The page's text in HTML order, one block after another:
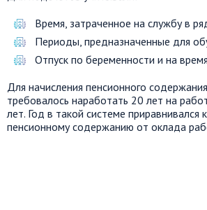
Время, затраченное на службу в
Периоды, предназначенные для
Отпуск по беременности и на
Для начисления пенсионного
требовалось наработать 20 лет на
лет. Год в такой системе приравнивался
пенсионному содержанию от оклада